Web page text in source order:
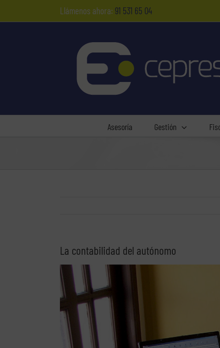
Llámenos ahora: 91 531 65 04
Asesoría Gestión
La contabilidad del autónomo
Ver
imagen
más
grande